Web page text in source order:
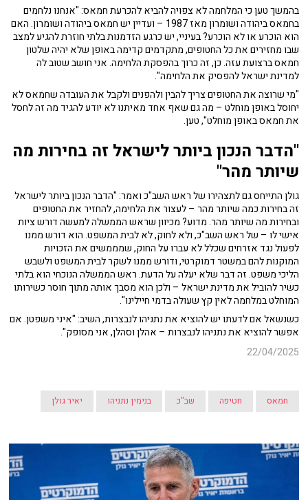
בהמשך טען כי המלחמה לא צפויה להביא להכרעת חמאס: "אנחנו נלחמים
בחמאס ביהודה ושומרון מאז 1987 – ועדיין יש חמאס ביהודה ושומרון. האם
הוא הוכרע או לא הוכרע? בעיניי, יש כרגע הזדמנות בלתי חוזרת להגיע למצב
שבו מחזירים את כל החטופים, מתקדמים קדימה באופן שלא יהיה שלטון
חמאס ברצועת עזה. כן, זה כרוך בהפסקת הלחימה. אני חושב שטוב לה
למדינת ישראל להפסיק את הלחימה".
"מי שרוצה את החטופים צריך להבין ולהפנים ולקבל את העובדה שחמאס לא
יחוסל באופן מוחלט – מה גם שאף אחד מאיתנו לא יודע להגיד מה זה לחסל
את חמאס באופן מוחלט", טען.
"הדבר הנכון ביותר לישראל זה בחירות מה
שיותר מהר"
גולן התייחס גם לתצהירו של ראש השב"כ ואמר: "הדבר הנכון ביותר לישראל
זה בחירות כמה שיותר מהר – לעצור את הלחימה, להחזיר את החטופים
ובחירות מה שיותר מהר. מדוע? מכיוון שראש הממשלה למעשה דורש ציות
אישי לו – של ראש השב"כ, ולא לחוק, לא לבית המשפט. הוא דורש ממנו
לפעול נגד אזרחים שכלל לא עברו על החוק, שמממשים את הזכויות
המוקנות להם במשטר דמוקרטי, ודורש ממנו לשקר לבית המשפט ולשבש
הליכי משפט. זה דבר שלא יעלה על הדעת. ראש הממשלה הנוכחי הוא בלתי
כשיר להוביל את מדינת ישראל – ולכן הוא מסבך אותה מתוך חוסר כשירותו
המוחלט במלחמה לאין קץ שעולה בדמי חיילינו".
כשנשאל אם לדעתו יש להוציא את נתניהו לנבצרות, השיב: "איני משפטן. אם
אפשר להוציא את נתניהו לנבצרות – אהלן וסהלן, אני מסופק".
22/04/2025
חמאס חטיפה שב"כ בנימין נתניהו יאיר גולן